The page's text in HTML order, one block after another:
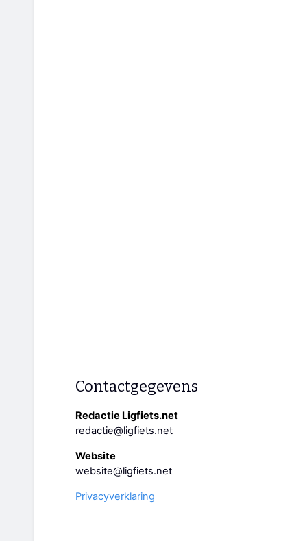
Contactgegevens
Redactie Ligfiets.net
redactie@ligfiets.net
Website
website@ligfiets.net
Privacyverklaring